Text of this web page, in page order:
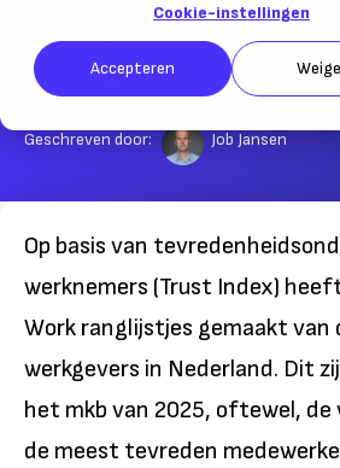
Cookie-instellingen
Accepteren
12 juni 2023– Leestijd:1min.
Laatst bijgewerkt:
10 maart 2026
Geschreven door: Job Jansen
Op basis van
werknemers (Trust Index)
Work ranglijstjes gemaakt van
werkgevers in Nederland. Dit
het mkb van 2025, oftewel, de
de meest tevreden